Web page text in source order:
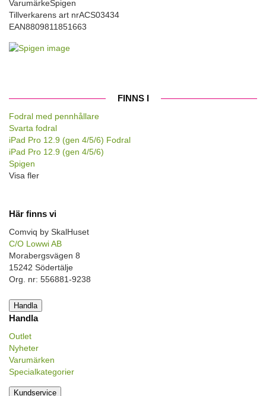
VarumärkeSpigen
Tillverkarens art nrACS03434
EAN8809811851663
FINNS I
Fodral med pennhållare
Svarta fodral
iPad Pro 12.9 (gen 4/5/6) Fodral
iPad Pro 12.9 (gen 4/5/6)
Spigen
Visa fler
Här finns vi
Comviq by SkalHuset
C/O Lowwi AB
Morabergsvägen 8
15242 Södertälje
Org. nr: 556881-9238
Handla
Handla
Outlet
Nyheter
Varumärken
Specialkategorier
Kundservice